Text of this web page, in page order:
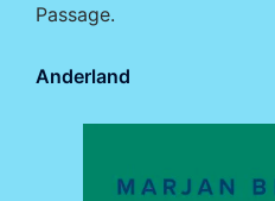
Passage.
Anderland